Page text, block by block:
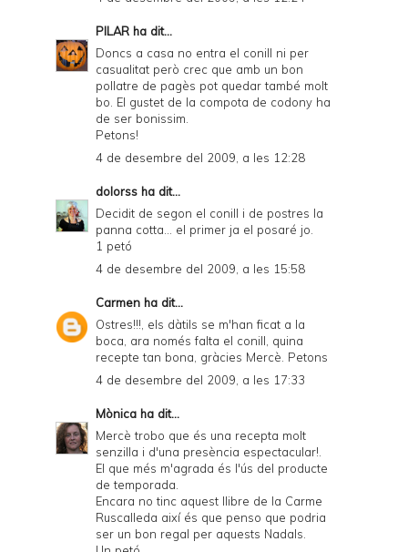
PILAR ha dit...
Doncs a casa no entra el conill ni per
casualitat però crec que amb un bon
pollatre de pagès pot quedar també molt
bo. El gustet de la compota de codony ha
de ser bonissim.
Petons!
4 de desembre del 2009, a les 12:28
dolorss ha dit...
Decidit de segon el conill i de postres la
panna cotta... el primer ja el posaré jo.
1 petó
4 de desembre del 2009, a les 15:58
Carmen ha dit...
Ostres!!!, els dàtils se m'han ficat a la
boca, ara només falta el conill, quina
recepte tan bona, gràcies Mercè. Petons
4 de desembre del 2009, a les 17:33
Mònica ha dit...
Mercè trobo que és una recepta molt
senzilla i d'una presència espectacular!.
El que més m'agrada és l'ús del producte
de temporada.
Encara no tinc aquest llibre de la Carme
Ruscalleda així és que penso que podria
ser un bon regal per aquests Nadals.